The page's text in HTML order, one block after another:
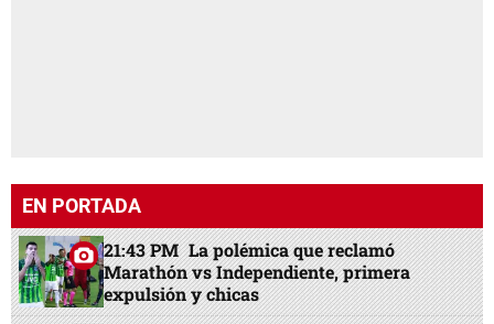
EN PORTADA
21:43 PM La polémica que reclamó
Marathón vs Independiente, primera
expulsión y chicas